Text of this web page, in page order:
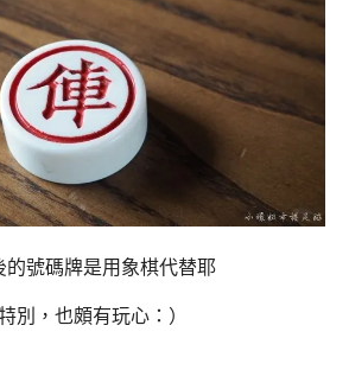
的號碼牌是用象棋代替耶
別，也頗有玩心：）